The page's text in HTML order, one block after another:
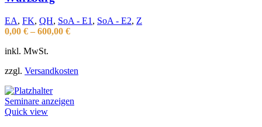
EA, FK, QH, SoA - E1 , SoA - E2, Z
0,00 € – 600,00 €
inkl. MwSt.
zzgl. Versandkosten
Seminare anzeigen
Quick view